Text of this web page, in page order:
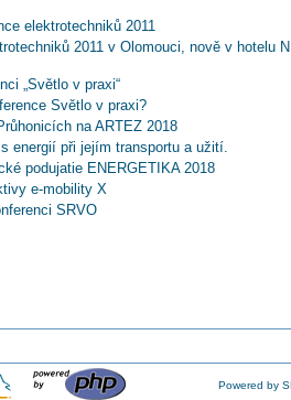
elektrotechniků 2011
2011 v Olomouci, nově v hotelu
„Světlo v praxi“
Světlo v praxi?
na ARTEZ 2018
energií při jejím transportu a užití.
podujatie ENERGETIKA 2018
e-mobility X
SRVO
účastnit 61. konference elektrotechniků
konferencie ELTECH SK 2022
63. konference SOLID Team?
SOLID tradičně plná a bude i on-line?
Powered by